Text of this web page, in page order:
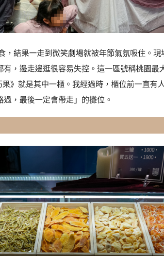
，結果一走到微笑劇場就被年節氣氛吸住。
，邊走邊逛很容易失控。這一區號稱桃園最
》就是其中一櫃。我經過時，櫃位前一直有
，最後一定會帶走」的攤位。